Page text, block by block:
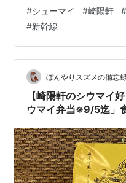
1380円（税込、送料別)
回購入したのは、崎陽軒
15個入りで¥620です。
美味しいので、新幹線の
日は頂きませんでしたが
ッ…
#シューマイ #崎陽軒
#新幹線
ぼんやりスズメの備忘
【崎陽軒のシウマイ
ウマイ弁当※9/5迄」